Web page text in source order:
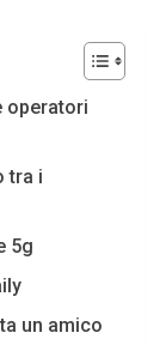
operatori
tra i
5g
un amico